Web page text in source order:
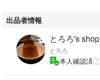
出品者情報
とろろ's shop
とろろ
本人確認済